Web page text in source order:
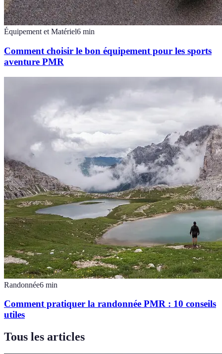
Équipement et Matériel6 min
Comment choisir le bon équipement pour les sports
aventure PMR
Randonnée6 min
Comment pratiquer la randonnée PMR : 10 conseils
utiles
Tous les articles